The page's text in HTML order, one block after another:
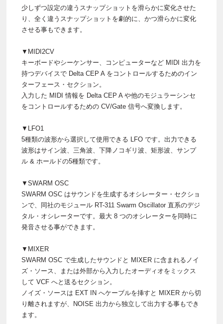
少しずつ設定の違うスナップショットを滑らかに変化させた
り、全く違うスナップショットを劇的に、かつ滑らかに変化
させる事もできます。
▼MIDI2CV
キーボードやシーケンサー、コンピューターなど MIDI 出力を
持つデバイスで Delta CEP A をコントロールするためのイン
ターフェース・セクション。
入力した MIDI 情報を Delta CEP A や他のモジュラーシンセ
をコントロールするための CV/Gate 信号へ変換します。
▼LFO1
5種類の波形から選択して使用できる LFO です。出力できる
波形はサイン波、三角波、下降ノコギリ波、矩形波、サンプ
ル & ホールドの5種類です。
▼SWARM OSC
SWARM OSC はサウンドを生成するオシレーター・セクショ
ンで、同社のモジュール RT-311 Swarm Oscillator 直系のデジ
タル・オシレーターです。最大 8 つのオシレーターを同時に
発音させる事ができます。
▼MIXER
SWARM OSC で生成したサウンドと MIXER に含まれるノイ
ズ・ソース、または外部から入力したオーディオをミックス
して VCF へと送るセクション。
ノイズ・ソースは EXT IN へケーブルを挿すと MIXER から切
り離されますが、NOISE 出力から独立して出力する事もでき
ます。